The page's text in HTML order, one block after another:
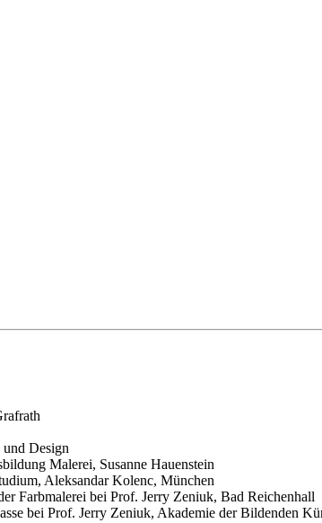
Design
Malerei, Susanne Hauenstein
Aleksandar Kolenc, München
Farbmalerei bei Prof. Jerry Zeniuk, Bad Reichenhall
bei Prof. Jerry Zeniuk, Akademie der Bildenden